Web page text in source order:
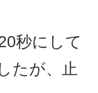
秒にして
たが、止